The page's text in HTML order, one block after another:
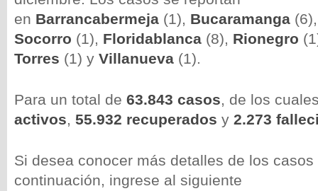
en Barrancabermeja (1), Bucaramanga
Socorro (1), Floridablanca (8), Rionegro
Torres (1) y Villanueva (1).
Para un total de 63.843 casos, de los
activos, 55.932 recuperados y 2.273
Si desea conocer más detalles de los
continuación, ingrese al siguiente